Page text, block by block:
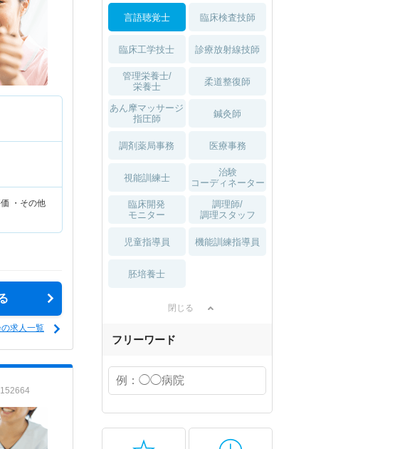
・その他
求人一覧
言語聴覚士 臨床検査技師
臨床工学技士 診療放射線技師
管理栄養士/
栄養士
柔道整復師
あん摩マッサージ
指圧師
鍼灸師
調剤薬局事務 医療事務
視能訓練士
治験
コーディネーター
臨床開発
モニター
調理師/
調理スタッフ
児童指導員 機能訓練指導員
胚培養士
閉じる
フリーワード